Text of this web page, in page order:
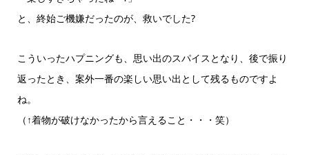
と、終始ご機嫌だったのが、救いでした?
こういったハプニングも、思い出のスパイスとなり、後で振り
返ったとき、案外一番の楽しい思い出として残るものですよ
ね。
（↑着物が破けなかったから言えること・・・笑）